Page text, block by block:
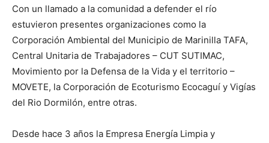
Con un llamado a la comunidad a defender el río
estuvieron presentes organizaciones como la
Corporación Ambiental del Municipio de Marinilla TAFA,
Central Unitaria de Trabajadores – CUT SUTIMAC,
Movimiento por la Defensa de la Vida y el territorio –
MOVETE, la Corporación de Ecoturismo Ecocaguí y Vigías
del Rio Dormilón, entre otras.
Desde hace 3 años la Empresa Energía Limpia y